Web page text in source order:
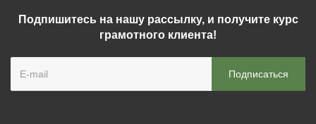
Подпишитесь на нашу рассылку, и получите курс
грамотного клиента!